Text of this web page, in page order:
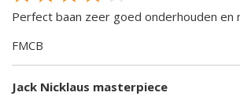
Perfect baan zeer goed onderhouden en
FMCB
Jack Nicklaus masterpiece